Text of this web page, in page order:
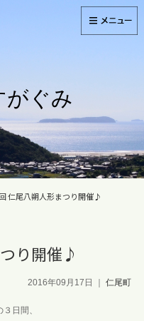
がぐみ
仁尾八朔人形まつり開催♪
り開催♪
2016年09月17日 ｜仁尾町
日間、